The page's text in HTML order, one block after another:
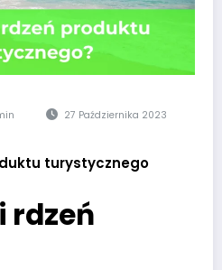
27 Października 2023
turystycznego
rdzeń